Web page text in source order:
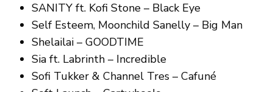
SANITY ft. Kofi Stone – Black Eye
Self Esteem, Moonchild Sanelly – Big Man
Shelailai – GOODTIME
Sia ft. Labrinth – Incredible
Sofi Tukker & Channel Tres – Cafuné